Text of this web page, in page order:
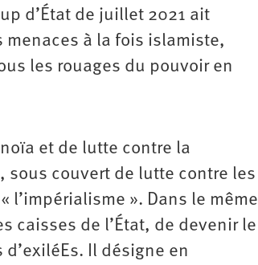
d’État de juillet 2021 ait
à la fois islamiste,
les rouages du pouvoir en
et de lutte contre la
sous couvert de lutte contre les
l’impérialisme ». Dans le même
caisses de l’État, de devenir le
Il désigne en